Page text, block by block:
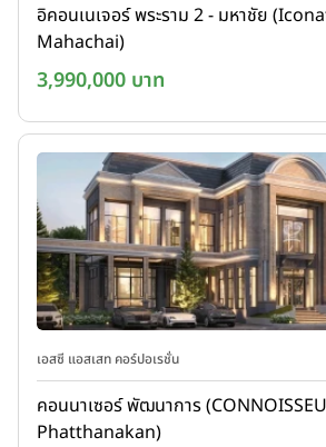
อิคอนเนเจอร์ พระราม 2 - มหาชัย
Mahachai)
3,990,000 บาท
เอสซี แอสเสท คอร์ปอเรชั่น
คอนนาเซอร์ พัฒนาการ
Phatthanakan)